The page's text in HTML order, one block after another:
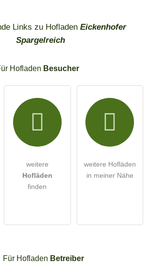
Links zu Hofladen Eickenhofer
Spargelreich
Hofladen Besucher
weitere
Hofläden
finden
weitere Hofläden
in meiner Nähe
Für Hofladen Betreiber